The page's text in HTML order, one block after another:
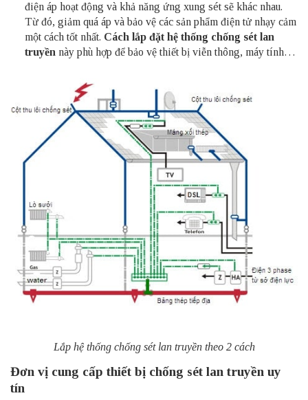
điện áp hoạt động và khả năng ứng xung sét sẽ khác nhau.
Từ đó, giảm quá áp và bảo vệ các sản phẩm điện tử nhạy cảm
một cách tốt nhất. Cách lắp đặt hệ thống chống sét lan
truyền này phù hợp để bảo vệ thiết bị viễn thông, máy tính…
Lắp hệ thống chống sét lan truyền theo 2 cách
Đơn vị cung cấp thiết bị chống sét lan truyền uy
tín